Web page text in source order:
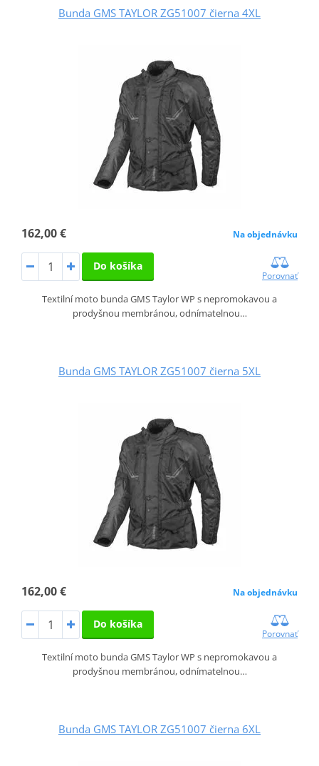
Bunda GMS TAYLOR ZG51007 čierna 4XL
162,00 € Na objednávku
Do košíka
Porovnať
Textilní moto bunda GMS Taylor WP s nepromokavou a
prodyšnou membránou, odnímatelnou…
Bunda GMS TAYLOR ZG51007 čierna 5XL
162,00 € Na objednávku
Do košíka
Porovnať
Textilní moto bunda GMS Taylor WP s nepromokavou a
prodyšnou membránou, odnímatelnou…
Bunda GMS TAYLOR ZG51007 čierna 6XL